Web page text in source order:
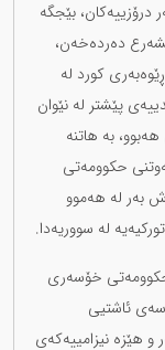
درۆزییەكان، بێجگە
دەردەخەن،
كورد لە
پێشتر لە نێوان
بە هاتنە
حكوومەتی
بەر لە هەموو
لە سووریەدا.
حكوومەتی خۆسەری
ئاشتیی
هێزە نیزامییەكەی